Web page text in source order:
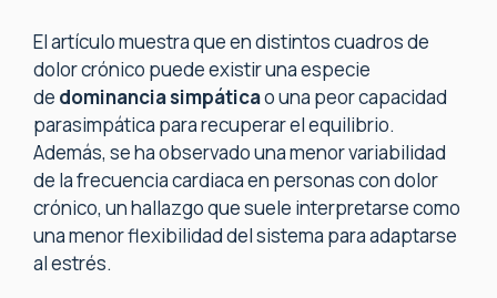
El artículo muestra que en distintos cuadros de
dolor crónico puede existir una especie
de dominancia simpáticao una peor capacidad
parasimpática para recuperar el equilibrio.
Además, se ha observado una menor variabilidad
de la frecuencia cardiaca en personas con dolor
crónico, un hallazgo que suele interpretarse como
una menor flexibilidad del sistema para adaptarse
al estrés.